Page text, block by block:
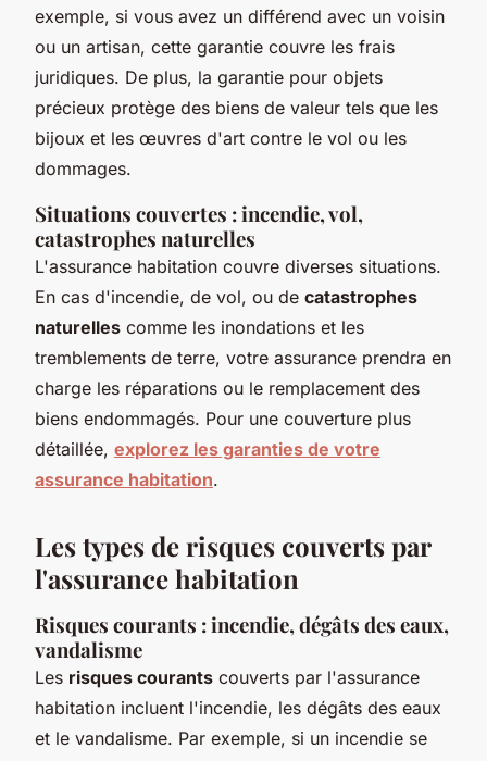
exemple, si vous avez un différend avec un voisin
ou un artisan, cette garantie couvre les frais
juridiques. De plus, la garantie pour objets
précieux protège des biens de valeur tels que les
bijoux et les œuvres d'art contre le vol ou les
dommages.
Situations couvertes : incendie, vol,
catastrophes naturelles
L'assurance habitation couvre diverses situations.
En cas d'incendie, de vol, ou de catastrophes
naturelles comme les inondations et les
tremblements de terre, votre assurance prendra en
charge les réparations ou le remplacement des
biens endommagés. Pour une couverture plus
détaillée, explorez les garanties de votre
assurance habitation.
Les types de risques couverts par
l'assurance habitation
Risques courants : incendie, dégâts des eaux,
vandalisme
Les risques courants couverts par l'assurance
habitation incluent l'incendie, les dégâts des eaux
et le vandalisme. Par exemple, si un incendie se